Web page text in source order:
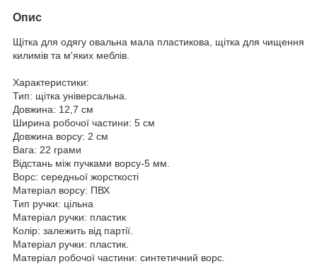
Опис
Щітка для одягу овальна мала пластикова, щітка для чищення
килимів та м'яких меблів.
Характеристики:
Тип: щітка універсальна.
Довжина: 12,7 см
Ширина робочої частини: 5 см
Довжина ворсу: 2 см
Вага: 22 грами
Відстань між пучками ворсу-5 мм.
Ворс: середньої жорсткості
Матеріал ворсу: ПВХ
Тип ручки: цільна
Матеріал ручки: пластик
Колір: залежить від партії.
Матеріал ручки: пластик.
Матеріал робочої частини: синтетичний ворс.